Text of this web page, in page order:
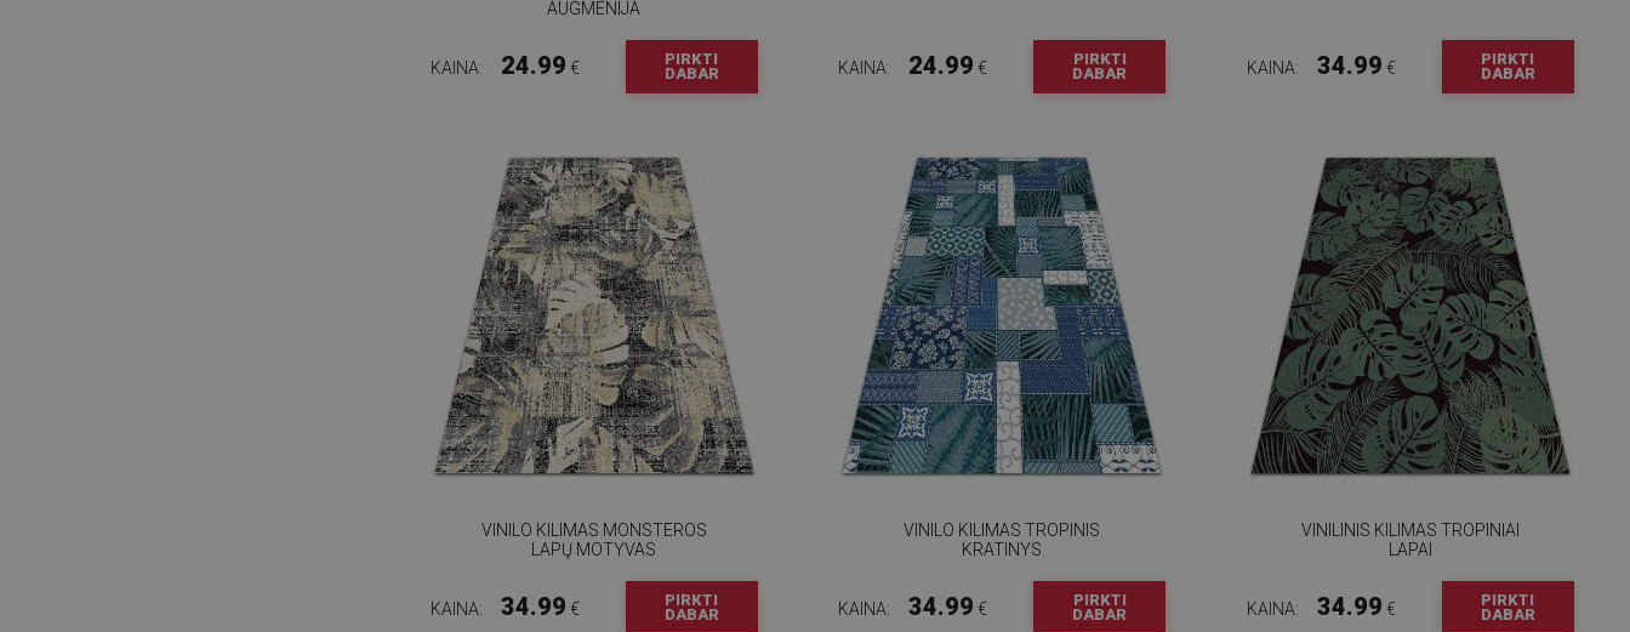
AUGMENIJA
KAINA: 24.99 €
PIRKTI
DABAR
KAINA: 24.99 €
PIRKTI
DABAR
KAINA: 34.99 €
PIRKTI
DABAR
VINILO KILIMAS MONSTEROS
LAPŲ MOTYVAS
KAINA: 34.99 €
PIRKTI
DABAR
VINILO KILIMAS TROPINIS
KRATINYS
KAINA: 34.99 €
PIRKTI
DABAR
VINILINIS KILIMAS TROPINIAI
LAPAI
KAINA: 34.99 €
PIRKTI
DABAR